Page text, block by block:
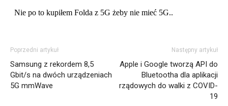
Poprzedni artykuł
Samsung z rekordem 8,5
Gbit/s na dwóch urządzeniach
5G mmWave
Następny artykuł
Apple i Google tworzą API do
Bluetootha dla aplikacji
rządowych do walki z COVID-
19